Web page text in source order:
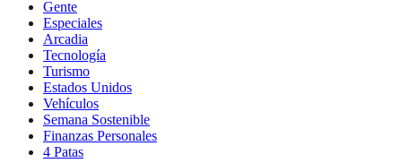
Gente
Especiales
Arcadia
Tecnología
Turismo
Estados Unidos
Vehículos
Semana Sostenible
Finanzas Personales
4 Patas